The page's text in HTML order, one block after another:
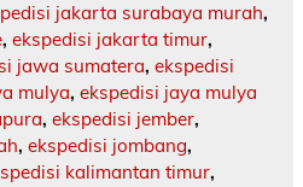
jakarta surabaya murah,
, ekspedisi jakarta timur,
jawa sumatera, ekspedisi
mulya, ekspedisi jaya mulya
, ekspedisi jember,
, ekspedisi jombang,
kalimantan timur,